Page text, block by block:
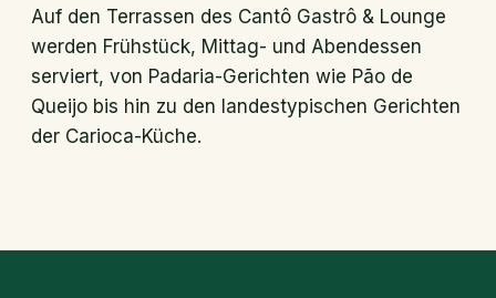
Auf den Terrassen des Cantô Gastrô & Lounge
werden Frühstück, Mittag- und Abendessen
serviert, von Padaria-Gerichten wie Pão de
Queijo bis hin zu den landestypischen Gerichten
der Carioca-Küche.